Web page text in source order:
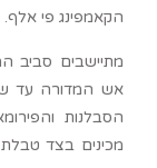
הקאמפינג פי אלף.
מתיישבים סביב
אש המדורה עד
הסבלנות
מכינים בצד